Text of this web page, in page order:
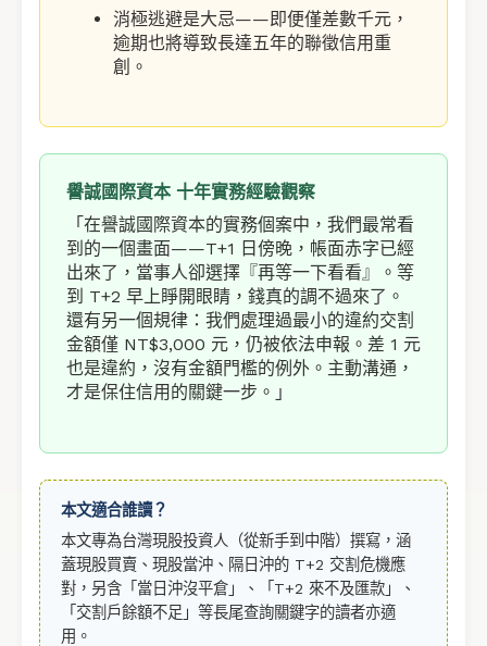
消極逃避是大忌——即便僅差數千元，
逾期也將導致長達五年的聯徵信用重
創。
譽誠國際資本 十年實務經驗觀察
「在譽誠國際資本的實務個案中，我們最常看
到的一個畫面——T+1 日傍晚，帳面赤字已經
出來了，當事人卻選擇『再等一下看看』。等
到 T+2 早上睜開眼睛，錢真的調不過來了。
還有另一個規律：我們處理過最小的違約交割
金額僅 NT$3,000 元，仍被依法申報。差 1 元
也是違約，沒有金額門檻的例外。主動溝通，
才是保住信用的關鍵一步。」
本文適合誰讀？
本文專為台灣現股投資人（從新手到中階）撰寫，涵
蓋現股買賣、現股當沖、隔日沖的 T+2 交割危機應
對，另含「當日沖沒平倉」、「T+2 來不及匯款」、
「交割戶餘額不足」等長尾查詢關鍵字的讀者亦適
用。